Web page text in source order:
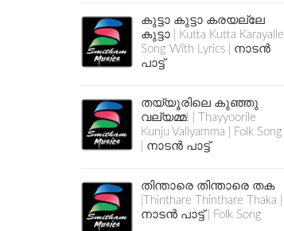
കുട്ടാ കുട്ടാ കരയല്ലേ
കുട്ടാ | Kutta Kutta Karayalle
Song With Lyrics | നാടൻ
പാട്ട്
തയ്യൂരിലെ കുഞ്ഞു
വല്യമ്മ! | Thayyoorile
Kunju Vallyamma | Folk Song
| നാടൻ പാട്ട്
തിന്താരെ തിന്താരെ തക
|Thinthare Thinthare Thaka |
നാടൻ പാട്ട് | Folk Song